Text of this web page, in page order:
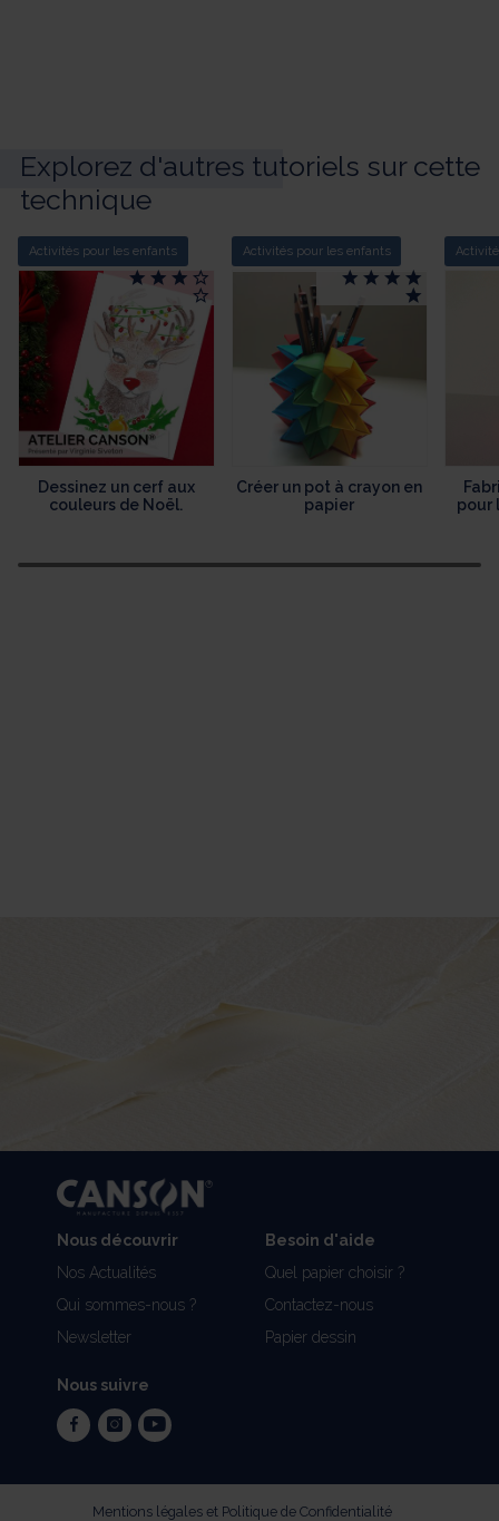
Explorez d'autres tutoriels sur cette
technique
Activités pour les enfants
Dessinez un cerf aux
couleurs de Noël.
Activités pour les enfants
Créer un pot à crayon en
papier
pour
Nous découvrir
Nos Actualités
Qui sommes-nous ?
Newsletter
Besoin d'aide
Quel papier choisir ?
Contactez-nous
Papier dessin
Nous suivre
facebookinstagram
youtube
Mentions légales et Politique de Confidentialité